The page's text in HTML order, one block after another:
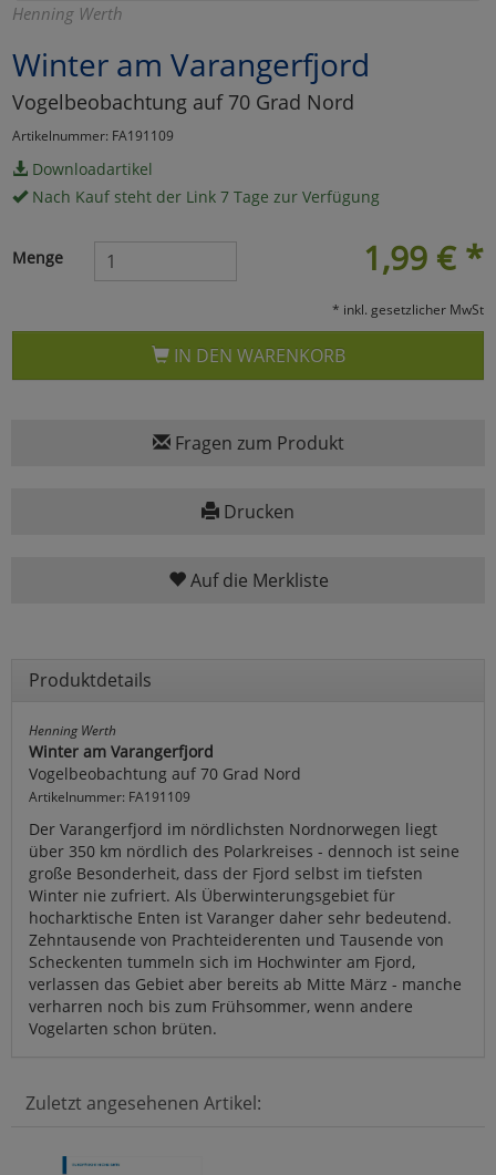
Henning Werth
Winter am Varangerfjord
Vogelbeobachtung auf 70 Grad Nord
Artikelnummer: FA191109
Downloadartikel
Nach Kauf steht der Link 7 Tage zur Verfügung
1,99 € *
Menge
* inkl. gesetzlicher MwSt
IN DEN WARENKORB
Fragen zum Produkt
Drucken
Auf die Merkliste
Produktdetails
Henning Werth
Winter am Varangerfjord
Vogelbeobachtung auf 70 Grad Nord
Artikelnummer: FA191109
Der Varangerfjord im nördlichsten Nordnorwegen liegt
über 350 km nördlich des Polarkreises - dennoch ist seine
große Besonderheit, dass der Fjord selbst im tiefsten
Winter nie zufriert. Als Überwinterungsgebiet für
hocharktische Enten ist Varanger daher sehr bedeutend.
Zehntausende von Prachteiderenten und Tausende von
Scheckenten tummeln sich im Hochwinter am Fjord,
verlassen das Gebiet aber bereits ab Mitte März - manche
verharren noch bis zum Frühsommer, wenn andere
Vogelarten schon brüten.
Zuletzt angesehenen Artikel:
Umfragetools
Cookies
Alle Akzeptieren
zurück
zu Haupptseite